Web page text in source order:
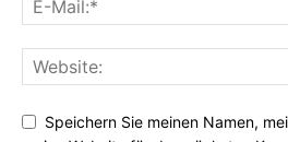
Speichern Sie meinen Namen,